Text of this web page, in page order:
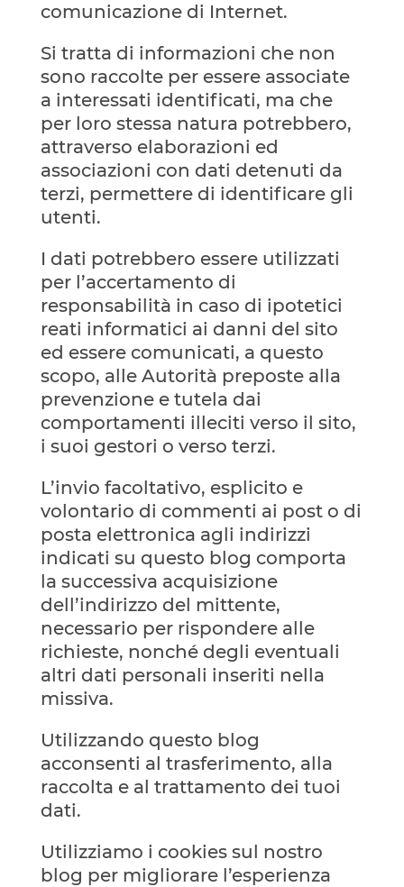
comunicazione di Internet.
Si tratta di informazioni che non
sono raccolte per essere associate
a interessati identificati, ma che
per loro stessa natura potrebbero,
attraverso elaborazioni ed
associazioni con dati detenuti da
terzi, permettere di identificare gli
utenti.
I dati potrebbero essere utilizzati
per l’accertamento di
responsabilità in caso di ipotetici
reati informatici ai danni del sito
ed essere comunicati, a questo
scopo, alle Autorità preposte alla
prevenzione e tutela dai
comportamenti illeciti verso il sito,
i suoi gestori o verso terzi.
L’invio facoltativo, esplicito e
volontario di commenti ai post o di
posta elettronica agli indirizzi
indicati su questo blog comporta
la successiva acquisizione
dell’indirizzo del mittente,
necessario per rispondere alle
richieste, nonché degli eventuali
altri dati personali inseriti nella
missiva.
Utilizzando questo blog
acconsenti al trasferimento, alla
raccolta e al trattamento dei tuoi
dati.
Utilizziamo i cookies sul nostro
blog per migliorare l’esperienza